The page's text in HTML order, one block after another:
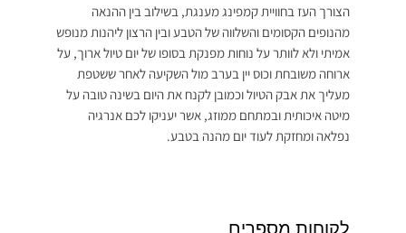
הצורך העז בחוויית קמפינג מענגת, בשילוב בין ההנאה
מהנופים הקסומים והשלווה של הטבע ובין הרצון ליהנות מנופש
אמיתי ולא לוותר על נוחות מפנקת בסופו של יום טיול ארוך, על
ארוחה משובחת וכוס יין בערב מול השקיעה לאחר ששטפת
מעליך את אבק הטיול וכמובן לקנח את היום בשינה טובה על
מיטה איכותית ובמתחם ממוזג, אשר יעניקו לכם אנרגיה
נפלאה ומחזקת לעוד יום מהנה בטבע.
לקוחות מספרים